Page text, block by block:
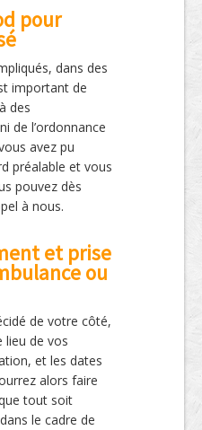
pour
dans des
important de
des
de l’ordonnance
avez pu
préalable et vous
pouvez dès
à nous.
et prise
ou
de votre côté,
lieu de vos
et les dates
alors faire
tout soit
le cadre de